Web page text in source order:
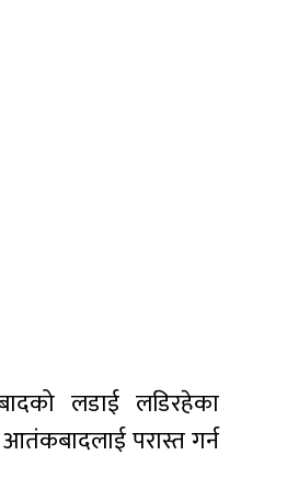
लडाई लडिरहेका
परास्त गर्न